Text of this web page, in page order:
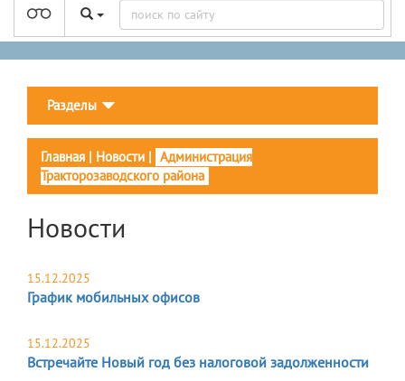
Разделы
Главная | Новости | Администрация
Тракторозаводского района
Новости
15.12.2025
График мобильных офисов
15.12.2025
Встречайте Новый год без налоговой задолженности